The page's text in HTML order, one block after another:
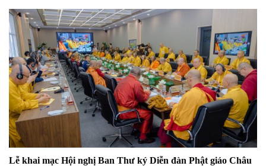
Lễ khai mạc Hội nghị Ban Thư ký Diễn đàn Phật giáo Châu